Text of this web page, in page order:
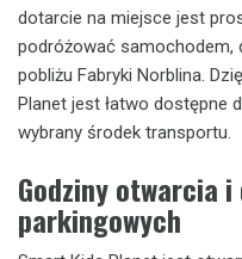
dotarcie na miejsce jest
podróżować samochodem,
pobliżu Fabryki Norblina.
Planet jest łatwo dostępne
wybrany środek transportu.
Godziny otwarcia
parkingowych